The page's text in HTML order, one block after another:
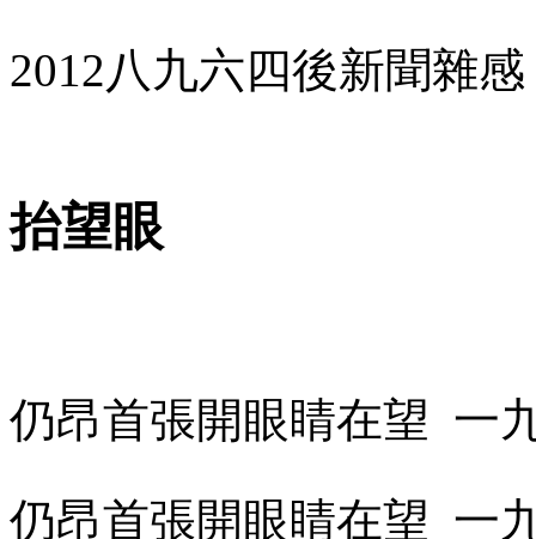
2012八九六四後新聞雜感
抬望眼
仍昂首張開眼睛在望 一
仍昂首張開眼睛在望 一